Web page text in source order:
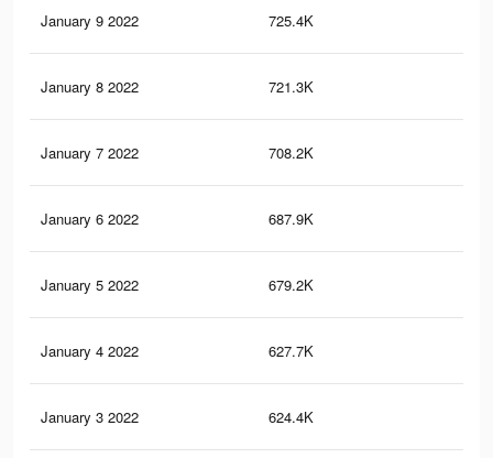
January 9 2022 725.4K
January 8 2022 721.3K
January 7 2022 708.2K
January 6 2022 687.9K
January 5 2022 679.2K
January 4 2022 627.7K
January 3 2022 624.4K